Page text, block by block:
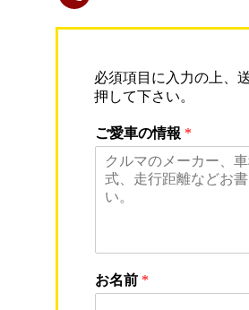
必須項目に入力の上、
押して下さい。
ご愛車の情報 *
お名前 *